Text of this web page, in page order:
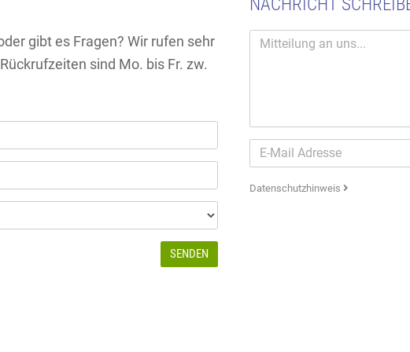
gibt es Fragen? Wir rufen sehr
sind Mo. bis Fr. zw.
SENDEN
Datenschutzhinweis